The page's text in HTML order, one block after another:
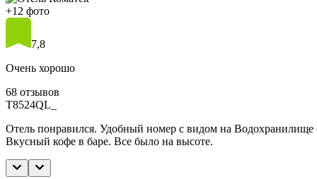
+12 фото
7,8
Очень хорошо
68 отзывов
T8524QL_
Отель понравился. Удобный номер с видом на
Вкусный кофе в баре. Все было на высоте.